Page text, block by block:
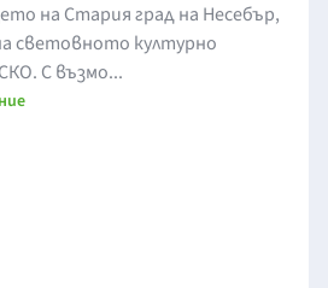
на Стария град на Несебър,
световното културно
С възмо...